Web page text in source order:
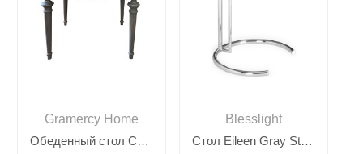
Gramercy Home
Обеденный стол Connell
Blesslight
Стол Eileen Gray Style Coctail Table E1027